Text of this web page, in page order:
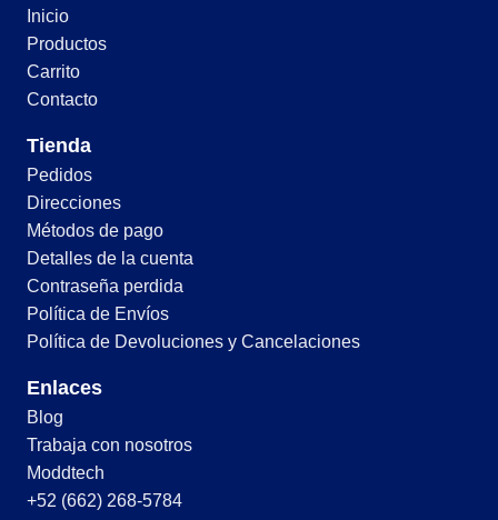
Inicio
Productos
Carrito
Contacto
Tienda
Pedidos
Direcciones
Métodos de pago
Detalles de la cuenta
Contraseña perdida
Política de Envíos
Política de Devoluciones y Cancelaciones
Enlaces
Blog
Trabaja con nosotros
Moddtech
+52 (662) 268-5784